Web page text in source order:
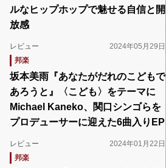
ルなヒップホップで魅せる自信と開
放感
レビュー
2024年05月29日
邦楽
坂本美雨『あなたがだれのこどもで
あろうと』〈こども〉をテーマに
Michael Kaneko、関口シンゴらを
プロデューサーに迎えた6曲入りEP
レビュー
2024年01月22日
邦楽